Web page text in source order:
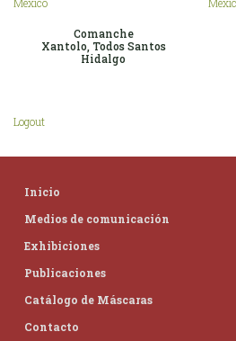
Comanche
Xantolo, Todos Santos
Hidalgo
Logout
Inicio
Medios de comunicación
Exhibiciones
Publicaciones
Catálogo de Máscaras
Contacto